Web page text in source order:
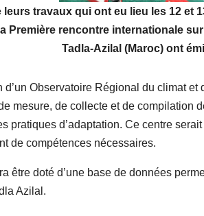
leurs travaux qui ont eu lieu les 12 et
Première rencontre internationale
Tadla-Azilal (Maroc) ont
d’un Observatoire Régional du climat
mesure, de collecte et de compilation
pratiques d’adaptation. Ce centre
de compétences nécessaires.
être doté d’une base de données
Azilal.